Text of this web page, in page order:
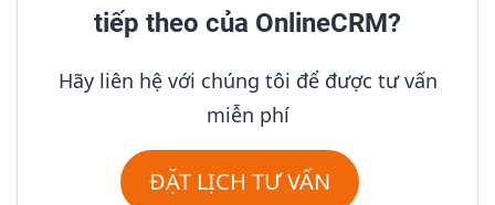
tiếp theo của OnlineCRM?
Hãy liên hệ với chúng tôi để được tư vấn
miễn phí
ĐẶT LỊCH TƯ VẤN